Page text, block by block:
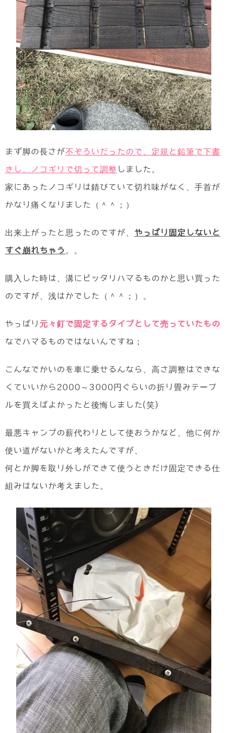
まず脚の長さが不ぞろいだったので、定規と鉛筆で下書
きし、ノコギリで切って調整 しました。
家にあったノコギリは錆びていて切れ味がなく、手首が
かなり痛くなりました（＾＾；）
出来上がったと思ったのですが、 やっぱり固定しないと
すぐ崩れちゃう
購入した時は、溝にピッタリハマるものかと思い買った
のですが、浅はかでした（＾＾；）。
やっぱり 元々釘で固定するタイプとして売っていたもの
なでハマるものではないんですね；
こんなでかいのを車に乗せるんなら、高さ調整はできな
くていいから2000～3000円ぐらいの折り畳みテーブ
ルを買えばよかったと後悔しました(笑)
最悪キャンプの薪代わりとして使おうかなど、他に何か
使い道がないかと考えたんですが、
何とか脚を取り外しができて使うときだけ固定できる仕
組みはないか考えました。